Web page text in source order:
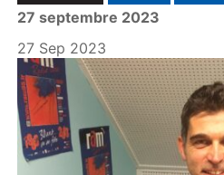
a
y
27 septembre 2023
27 Sep 2023